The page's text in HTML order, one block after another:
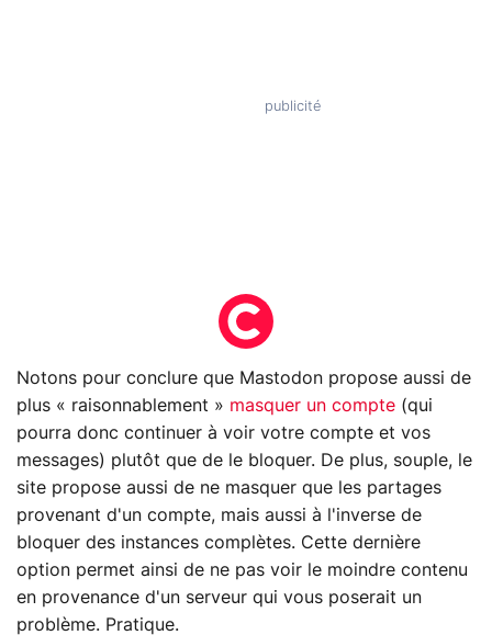
Notons pour conclure que Mastodon propose aussi de
plus « raisonnablement » masquer un compte (qui
pourra donc continuer à voir votre compte et vos
messages) plutôt que de le bloquer. De plus, souple, le
site propose aussi de ne masquer que les partages
provenant d'un compte, mais aussi à l'inverse de
bloquer des instances complètes. Cette dernière
option permet ainsi de ne pas voir le moindre contenu
en provenance d'un serveur qui vous poserait un
problème. Pratique.